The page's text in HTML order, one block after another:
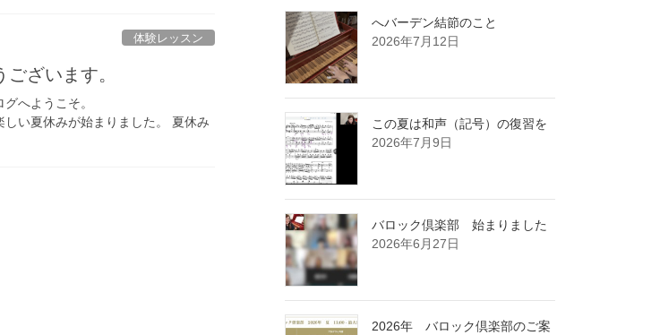
体験レッスン
ざいます。
へようこそ。
い夏休みが始まりました。 夏休み
へバーデン結節のこと
2026年7月12日
この夏は和声（記号）の復習を
2026年7月9日
バロック倶楽部 始まりました
2026年6月27日
2026年 バロック倶楽部のご案